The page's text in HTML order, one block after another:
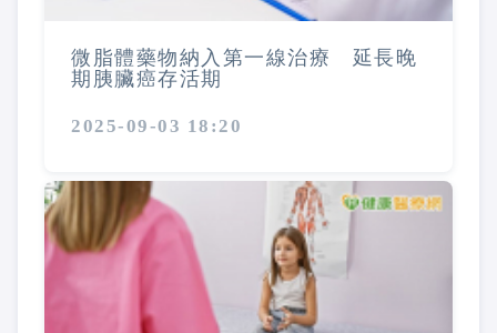
微脂體藥物納入第一線治療 延長晚
期胰臟癌存活期
2025-09-03 18:20